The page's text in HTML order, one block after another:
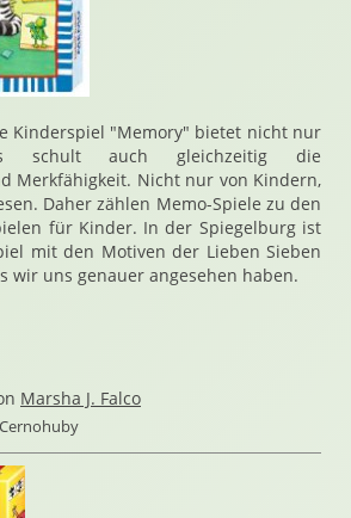
Kinderspiel "Memory" bietet nicht nur
schult auch gleichzeitig die
Merkfähigkeit. Nicht nur von Kindern,
Daher zählen Memo-Spiele zu den
für Kinder. In der Spiegelburg ist
mit den Motiven der Lieben Sieben
wir uns genauer angesehen haben.
Marsha J. Falco